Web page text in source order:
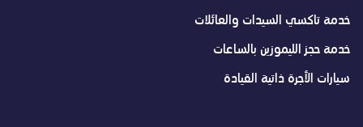
خدمة تاكسي السيدات والعائلات
خدمة حجز الليموزين بالساعات
سيارات الأجرة ذاتية القيادة